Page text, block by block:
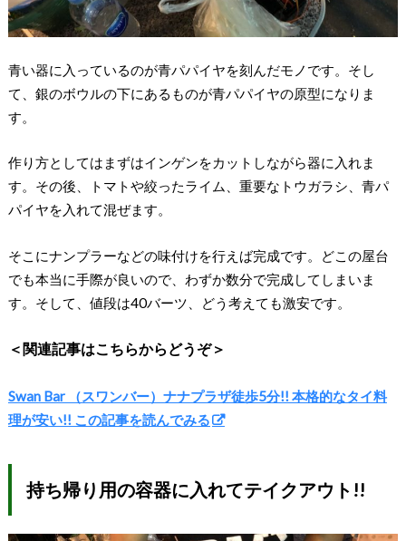
青い器に入っているのが青パパイヤを刻んだモノです。そし
て、銀のボウルの下にあるものが青パパイヤの原型になりま
す。
作り方としてはまずはインゲンをカットしながら器に入れま
す。その後、トマトや絞ったライム、重要なトウガラシ、青パ
パイヤを入れて混ぜます。
そこにナンプラーなどの味付けを行えば完成です。どこの屋台
でも本当に手際が良いので、わずか数分で完成してしまいま
す。そして、値段は40バーツ、どう考えても激安です。
＜関連記事はこちらからどうぞ＞
Swan Bar （スワンバー）ナナプラザ徒歩5分!! 本格的なタイ料
理が安い!! この記事を読んでみる
持ち帰り用の容器に入れてテイクアウト!!